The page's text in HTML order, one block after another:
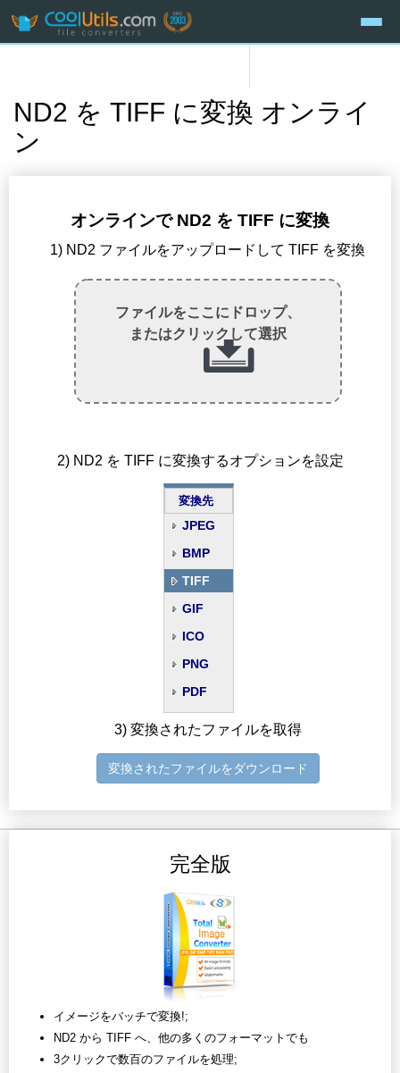
ND2 を TIFF に変換 オンライ
ン
オンラインで ND2 を TIFF に変換
1) ND2 ファイルをアップロードして TIFF を変換
ファイルをここにドロップ、
またはクリックして選択
2) ND2 を TIFF に変換するオプションを設定
変換先
JPEG
BMP
TIFF
GIF
ICO
PNG
PDF
3) 変換されたファイルを取得
変換されたファイルをダウンロード
完全版
イメージをバッチで変換!;
ND2 から TIFF へ、他の多くのフォーマットでも
3クリックで数百のファイルを処理;